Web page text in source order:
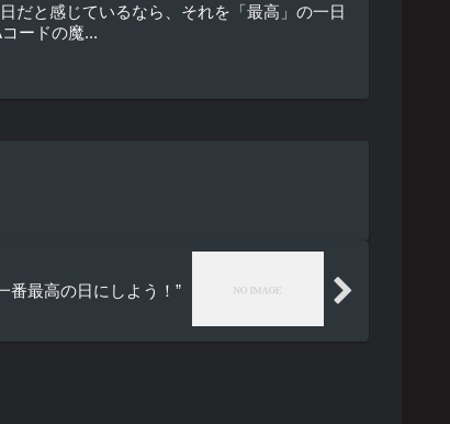
だと感じているなら、それを「最高」の一日
ードの魔...
番最高の日にしよう！”